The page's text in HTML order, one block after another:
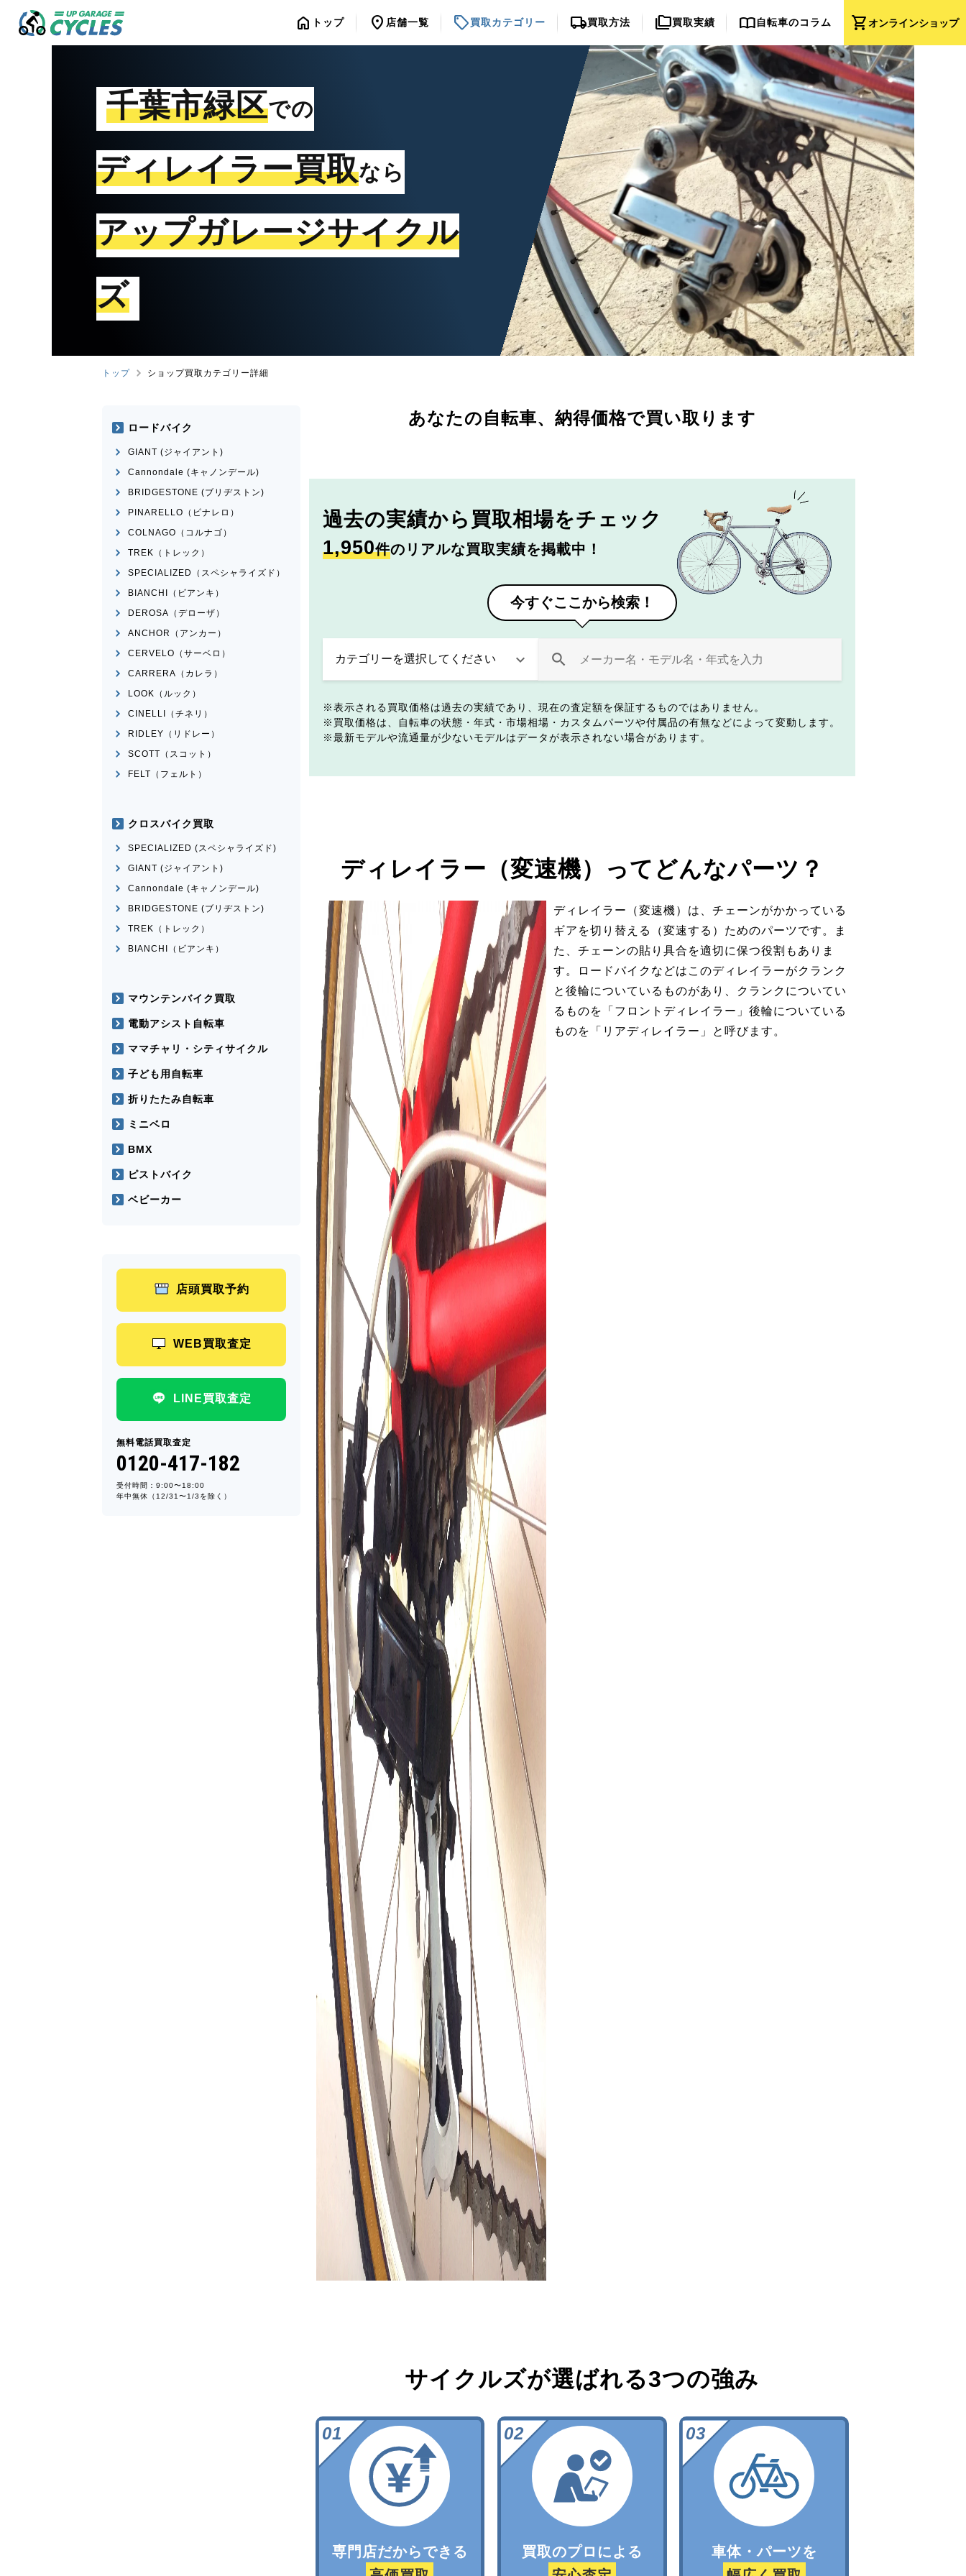
shopping_cartオンラインショップ
home トップ location_on 店舗一覧 sell買取カテゴリー local_shipping買取方法 folder_copy買取実績 import_contacts自転車のコラム
千葉市緑区での
ディレイラー買取なら
アップガレージサイクル
ズ
トップ ショップ買取カテゴリー詳細
あなたの自転車、 納得価格で買い取ります
過去の実績から 買取相場をチェック
1,950件のリアルな買取実績を掲載中！
今すぐここから検索！
表示される買取価格は過去の実績であり、現在の査定額を保証するものではありません。
買取価格は、自転車の状態・年式・市場相場・カスタムパーツや付属品の有無などによって変動します。
最新モデルや流通量が少ないモデルはデータが表示されない場合があります。
ディレイラー（変速機）ってどんなパーツ？
ディレイラー（変速機）は、チェーンがかかっている
ギアを切り替える（変速する）ためのパーツです。ま
た、チェーンの貼り具合を適切に保つ役割もありま
す。ロードバイクなどはこのディレイラーがクランク
と後輪についているものがあり、クランクについてい
るものを「フロントディレイラー」後輪についている
ものを「リアディレイラー」と呼びます。
サイクルズが選ばれる3つの強み
専門店だからできる
買取のプロによる
車体・パーツを
ロードバイク
GIANT (ジャイアント)
Cannondale (キャノンデール)
BRIDGESTONE (ブリヂストン)
PINARELLO（ピナレロ）
COLNAGO（コルナゴ）
TREK（トレック）
SPECIALIZED（スペシャライズド）
BIANCHI（ビアンキ）
DEROSA（デローザ）
ANCHOR（アンカー）
CERVELO（サーベロ）
CARRERA（カレラ）
LOOK（ルック）
CINELLI（チネリ）
RIDLEY（リドレー）
SCOTT（スコット）
FELT（フェルト）
クロスバイク買取
SPECIALIZED (スペシャライズド)
GIANT (ジャイアント)
Cannondale (キャノンデール)
BRIDGESTONE (ブリヂストン)
TREK（トレック）
BIANCHI（ビアンキ）
マウンテンバイク買取
電動アシスト自転車
ママチャリ・シティサイクル
子ども用自転車
折りたたみ自転車
ミニベロ
BMX
ピストバイク
ベビーカー
店頭買取予約
WEB買取査定
LINE買取査定
無料電話買取査定
0120-417-182
受付時間：9:00〜18:00
年中無休（12/31〜1/3を除く）